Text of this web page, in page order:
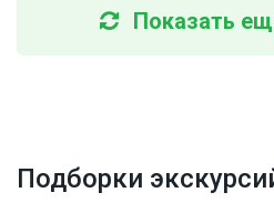
Показать
Подборки